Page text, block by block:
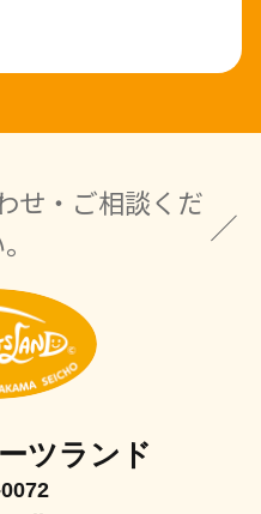
せ・ご相談くだ
ツランド